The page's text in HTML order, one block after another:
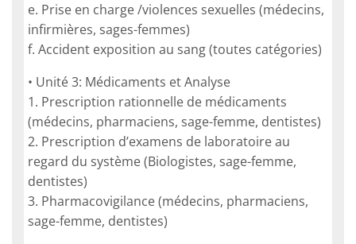
e. Prise en charge /violences sexuelles (médecins,
infirmières, sages-femmes)
f. Accident exposition au sang (toutes catégories)
• Unité 3: Médicaments et Analyse
1. Prescription rationnelle de médicaments
(médecins, pharmaciens, sage-femme, dentistes)
2. Prescription d’examens de laboratoire au
regard du système (Biologistes, sage-femme,
dentistes)
3. Pharmacovigilance (médecins, pharmaciens,
sage-femme, dentistes)